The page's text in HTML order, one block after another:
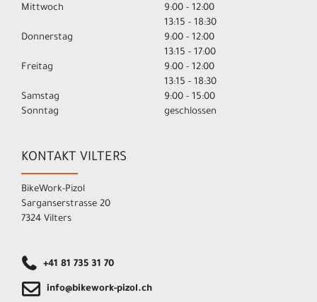
Mittwoch
9:00 - 12:00
13:15 - 18:30
Donnerstag
9:00 - 12:00
13:15 - 17:00
Freitag
9:00 - 12:00
13:15 - 18:30
Samstag
9:00 - 15:00
Sonntag
geschlossen
KONTAKT VILTERS
BikeWork-Pizol
Sarganserstrasse 20
7324 Vilters
+41 81 735 31 70
info@bikework-pizol.ch